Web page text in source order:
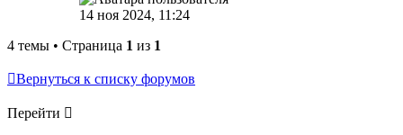
14 ноя 2024, 11:24
4 темы • Страница 1 из 1
Вернуться к списку форумов
Перейти